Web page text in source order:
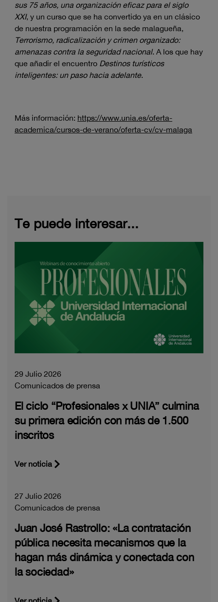
sus 75 años, una organización eficaz para el siglo
XXI, y un curso que se ha convertido ya en un clásico
de nuestra programación en la sede malagueña,
Terrorismo, radicalización y crimen organizado:
amenazas contra la seguridad nacional. A los que hay
que añadir el encuentro Destinos turísticos
inteligentes: un paso hacia adelante.
Más información: https://www.unia.es/oferta-
academica/cursos-de-verano/oferta-cv/cv-malaga
Te puede interesar...
29 Julio 2026
Comunicados de prensa
El ciclo “Profesionales x UNIA” culmina
su primera edición con más de 1.500
inscritos
Ver noticia
27 Julio 2026
Comunicados de prensa
Juan José Rastrollo: «La contratación
pública necesita mecanismos que la
hagan más dinámica y conectada con
la sociedad»